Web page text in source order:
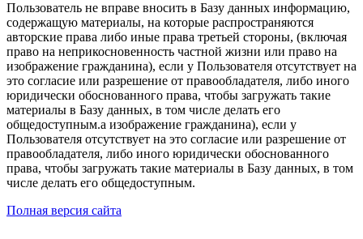
Пользователь не вправе вносить в Базу данных информацию,
содержащую материалы, на которые распространяются
авторские права либо иные права третьей стороны, (включая
право на неприкосновенность частной жизни или право на
изображение гражданина), если у Пользователя отсутствует на
это согласие или разрешение от правообладателя, либо иного
юридически обоснованного права, чтобы загружать такие
материалы в Базу данных, в том числе делать его
общедоступным.а изображение гражданина), если у
Пользователя отсутствует на это согласие или разрешение от
правообладателя, либо иного юридически обоснованного
права, чтобы загружать такие материалы в Базу данных, в том
числе делать его общедоступным.
Полная версия сайта